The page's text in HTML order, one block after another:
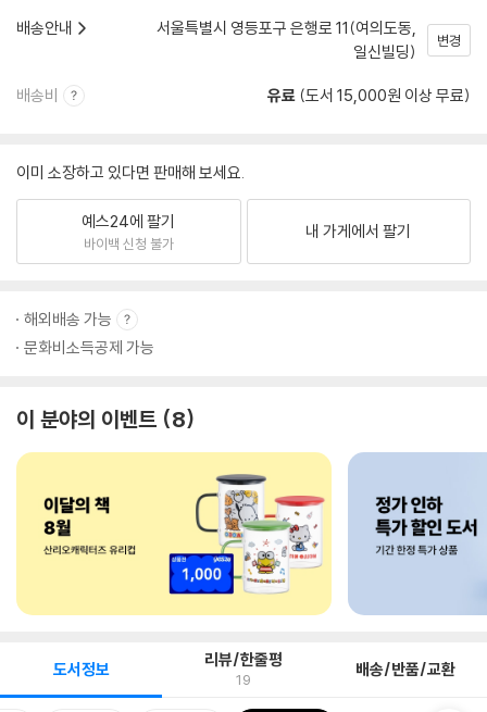
배송안내
서울특별시 영등포구 은행로 11(여의도동,
일신빌딩)
변경
배송비 유료 (도서 15,000원 이상 무료)
이미 소장하고 있다면 판매해 보세요.
예스24에 팔기
바이백 신청 불가
내 가게에서 팔기
해외배송 가능
문화비소득공제 가능
이 분야의 이벤트 8
도서정보 리뷰/한줄평
19 배송/반품/교환